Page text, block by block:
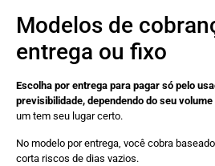
Modelos de
entrega ou fixo
Escolha por entrega para pagar só pelo
previsibilidade, dependendo do seu volume
um tem seu lugar certo.
No modelo por entrega, você cobra
corta riscos de dias vazios.